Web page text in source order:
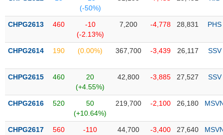
quan
dịch
chính
tích
thuật
(-50%)
CHPG2613 460
-10
(-2.13%)
7,200 -4,778 28,831 PHS
CHPG2614 190 (0.00%) 367,700 -3,439 26,117 SSV
CHPG2615 460
20
(+4.55%)
42,800 -3,885 27,527 SSV
CHPG2616 520
50
(+10.64%)
219,700 -2,100 26,180
CHPG2617 560
-110
44,700 -3,400 27,640
VS-
SECTOR